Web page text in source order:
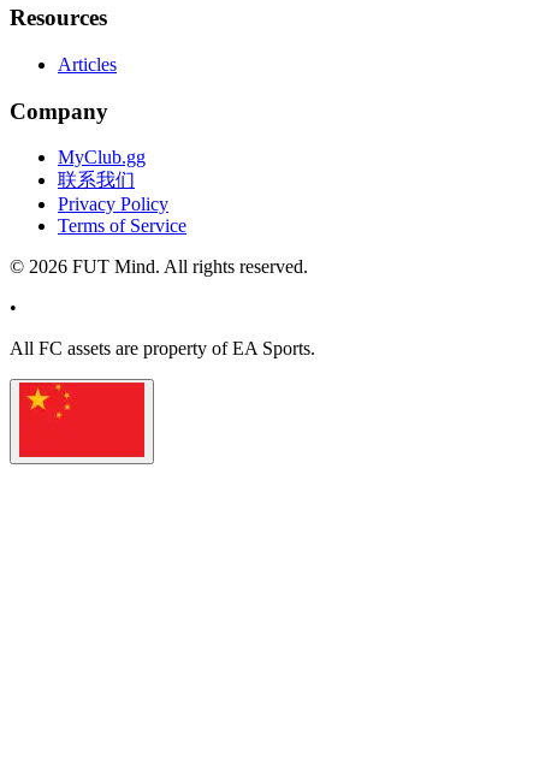
Resources
Articles
Company
MyClub.gg
联系我们
Privacy Policy
Terms of Service
© 2026 FUT Mind. All rights reserved.
•
All FC assets are property of EA Sports.